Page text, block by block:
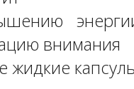
внимания
жидкие